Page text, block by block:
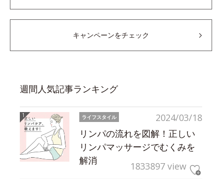
キャンペーンをチェック
週間人気記事ランキング
2024/03/18
ライフスタイル
リンパの流れを図解！正しい
リンパマッサージでむくみを
解消
1833897 view